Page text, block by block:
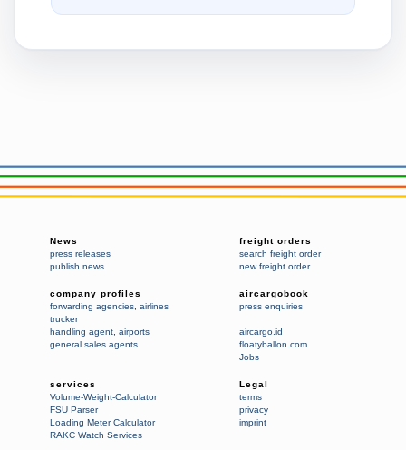
News
press releases
publish news
freight orders
search freight order
new freight order
company profiles
forwarding agencies airlines
trucker
handling agent airports
general sales agents
aircargobook
press enquiries
aircargo.id
floatyballon.com
Jobs
services
Volume-Weight-Calculator
FSU Parser
Loading Meter Calculator
RAKC Watch Services
Legal
terms
privacy
imprint